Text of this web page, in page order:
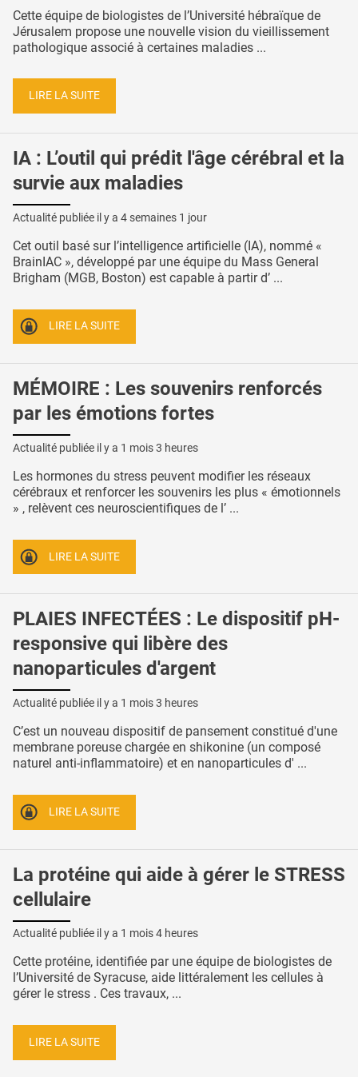
Cette équipe de biologistes de l’Université hébraïque de
Jérusalem propose une nouvelle vision du vieillissement
pathologique associé à certaines maladies ...
LIRE LA SUITE
IA : L’outil qui prédit l'âge cérébral et la
survie aux maladies
Actualité publiée il y a 4 semaines 1 jour
Cet outil basé sur l’intelligence artificielle (IA), nommé «
BrainIAC », développé par une équipe du Mass General
Brigham (MGB, Boston) est capable à partir d’ ...
LIRE LA SUITE
MÉMOIRE : Les souvenirs renforcés
par les émotions fortes
Actualité publiée il y a 1 mois 3 heures
Les hormones du stress peuvent modifier les réseaux
cérébraux et renforcer les souvenirs les plus « émotionnels
» , relèvent ces neuroscientifiques de l’ ...
LIRE LA SUITE
PLAIES INFECTÉES : Le dispositif pH-
responsive qui libère des
nanoparticules d'argent
Actualité publiée il y a 1 mois 3 heures
C’est un nouveau dispositif de pansement constitué d'une
membrane poreuse chargée en shikonine (un composé
naturel anti-inflammatoire) et en nanoparticules d' ...
LIRE LA SUITE
La protéine qui aide à gérer le STRESS
cellulaire
Actualité publiée il y a 1 mois 4 heures
Cette protéine, identifiée par une équipe de biologistes de
l’Université de Syracuse, aide littéralement les cellules à
gérer le stress . Ces travaux, ...
LIRE LA SUITE